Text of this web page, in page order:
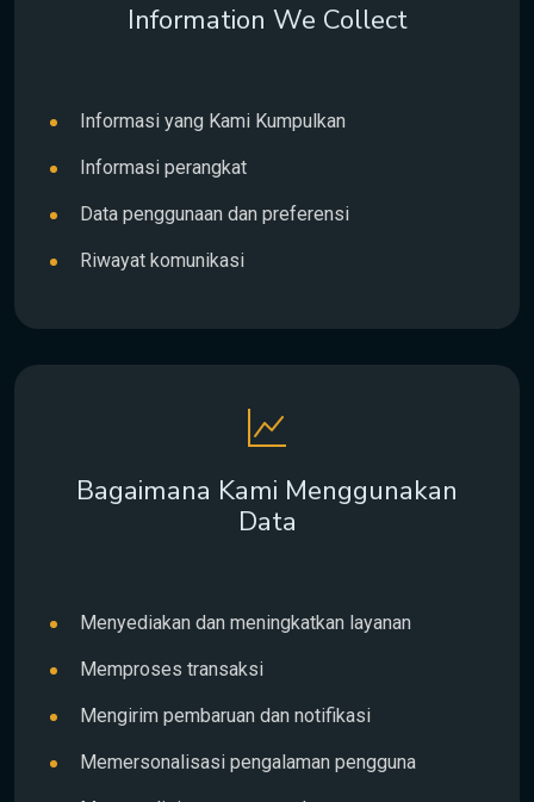
Information We Collect
Informasi yang Kami Kumpulkan
Informasi perangkat
Data penggunaan dan preferensi
Riwayat komunikasi
Bagaimana Kami Menggunakan
Data
Menyediakan dan meningkatkan layanan
Memproses transaksi
Mengirim pembaruan dan notifikasi
Memersonalisasi pengalaman pengguna